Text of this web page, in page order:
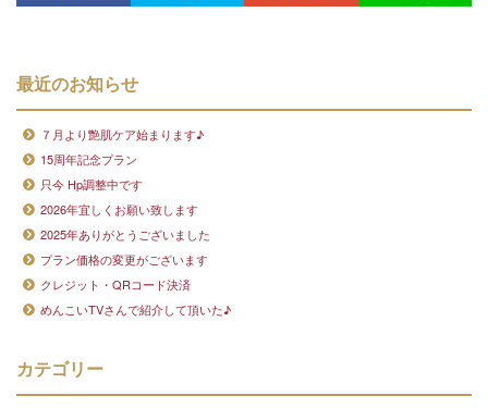
最近のお知らせ
７月より艶肌ケア始まります♪
15周年記念プラン
只今 Hp調整中です
2026年宜しくお願い致します
2025年ありがとうございました
プラン価格の変更がございます
クレジット・QRコード決済
めんこいTVさんで紹介して頂いた♪
カテゴリー